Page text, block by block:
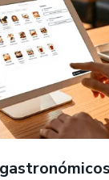
qué
Treinta es la
aquí
tus insumos,
mesas,
de ganancia en